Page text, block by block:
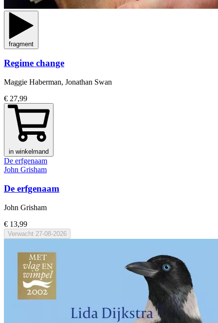
fragment
Regime change
Maggie Haberman, Jonathan Swan
€ 27,99
in winkelmand
De erfgenaam
John Grisham
De erfgenaam
John Grisham
€ 13,99
Verwacht 27-08-2026